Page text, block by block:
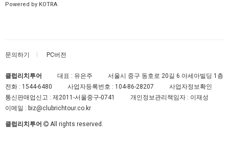
Powered by KOTRA
문의하기 PC버전
클럽리치투어 대표 : 유은주
서울시 중구 동호로 20길 6 아세아빌딩 1층
전화 : 1544-6480 사업자등록번호 : 104-86-28207
사업자정보확인
통신판매업신고 : 제2011-서울중구-0741
개인정보관리책임자 : 이재성
이메일 : biz@clubrichtour.co.kr
클럽리치투어 All rights reserved.